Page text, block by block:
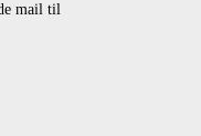
mail til